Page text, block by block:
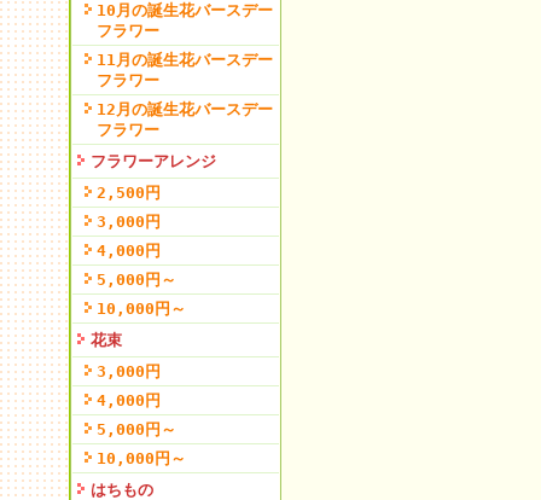
10月の誕生花バースデー
フラワー
11月の誕生花バースデー
フラワー
12月の誕生花バースデー
フラワー
フラワーアレンジ
2,500円
3,000円
4,000円
5,000円～
10,000円～
花束
3,000円
4,000円
5,000円～
10,000円～
はちもの